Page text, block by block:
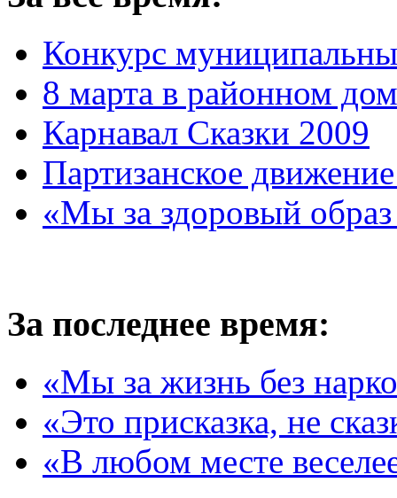
Конкурс
8 марта в районном
Карнавал Сказки 2009
Партизанское
«Мы за здоровый
За последнее время:
«Мы за жизнь без
«Это присказка, не
«В любом месте